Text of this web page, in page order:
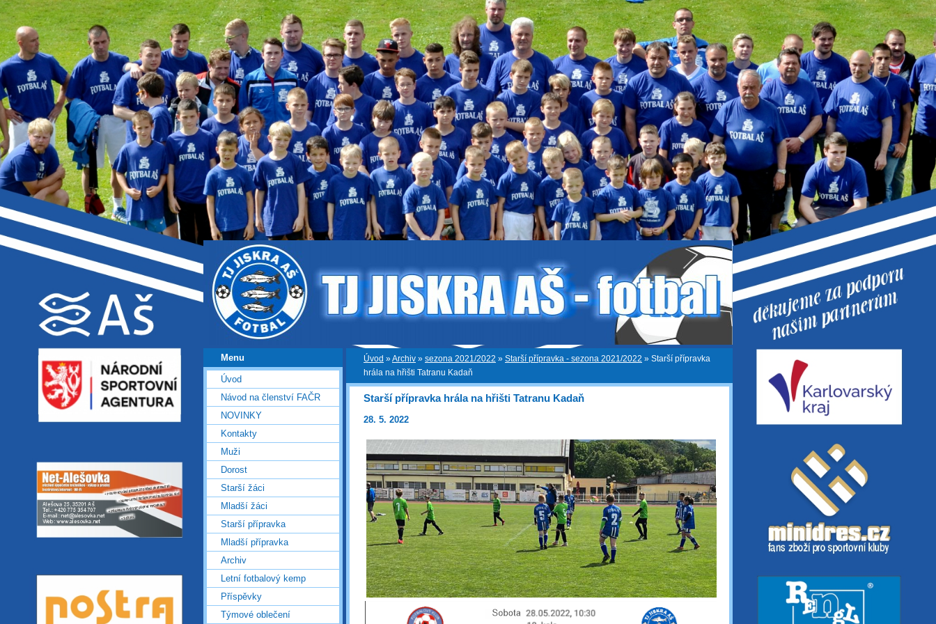
Úvod »Archiv » sezona 2021/2022 » Starší přípravka - sezona 2021/2022 » Starší přípravka
hrála na hřišti Tatranu Kadaň
Starší přípravka hrála na hřišti Tatranu Kadaň
28. 5. 2022
Menu
Úvod
Návod na členství FAČR
NOVINKY
Kontakty
Muži
Dorost
Starší žáci
Mladší žáci
Starší přípravka
Mladší přípravka
Archiv
Letní fotbalový kemp
Příspěvky
Týmové oblečení